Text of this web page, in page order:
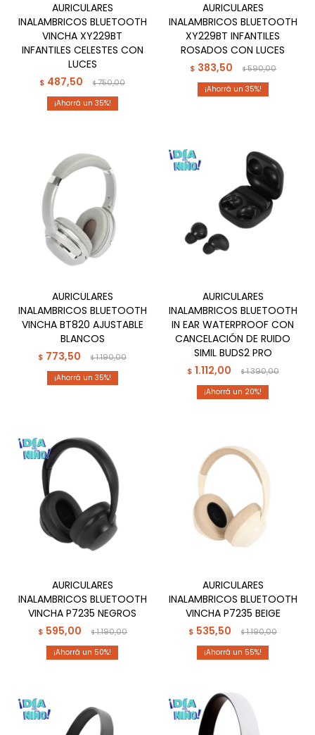
AURICULARES
INALAMBRICOS BLUETOOTH
VINCHA XY229BT
INFANTILES CELESTES CON
LUCES
$ 487,50 $750,00
35
AURICULARES
INALAMBRICOS BLUETOOTH
XY229BT INFANTILES
ROSADOS CON LUCES
$ 383,50 $590,00
35
AURICULARES
INALAMBRICOS BLUETOOTH
VINCHA BT820 AJUSTABLE
BLANCOS
$ 773,50 $1.190,00
35
AURICULARES
INALAMBRICOS BLUETOOTH
IN EAR WATERPROOF CON
CANCELACIÓN DE RUIDO
SIMIL BUDS2 PRO
$ 1.112,00 $1.390,00
20
AURICULARES
INALAMBRICOS BLUETOOTH
VINCHA P7235 NEGROS
$ 595,00 $1.190,00
50
AURICULARES
INALAMBRICOS BLUETOOTH
VINCHA P7235 BEIGE
$ 535,50 $1.190,00
55